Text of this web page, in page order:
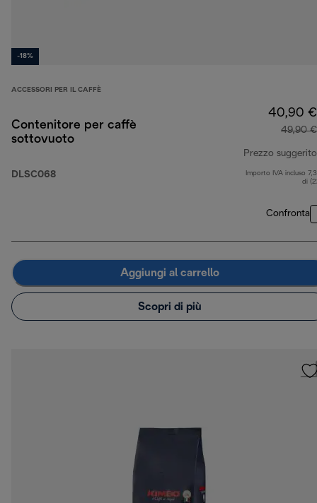
-18%
ACCESSORI PER IL CAFFÈ
Contenitore per caffè
sottovuoto
DLSC068
40,90 €
49,90 €
Prezzo suggerito
Importo IVA incluso
di
Confronta
Aggiungi al carrello
Scopri di più